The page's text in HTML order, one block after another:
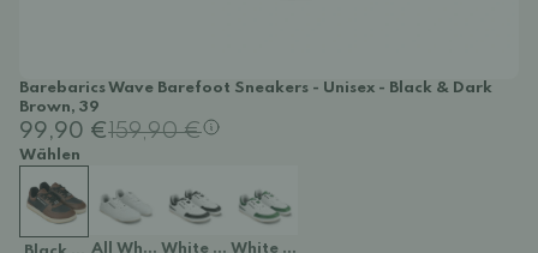
Barebarics Wave Barefoot Sneakers - Unisex - Black & Dark
Brown, 39
99,90 €159,90 €
Wählen
All WhiteWhite & BlackWhite & Dark Green